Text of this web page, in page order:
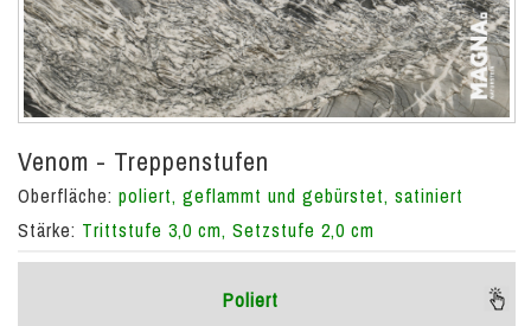
Venom - Treppenstufen
Oberfläche: poliert, geflammt und gebürstet, satiniert
Stärke: Trittstufe 3,0 cm, Setzstufe 2,0 cm
Poliert